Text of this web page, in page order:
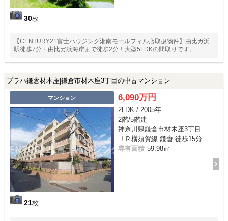
30枚
【CENTURY21富士ハウジング湘南モールフィル店取扱物件】由比ガ浜
駅徒歩7分・由比ガ浜海岸まで徒歩2分！大型5LDKの間取りです。
プラハ鎌倉材木座|鎌倉市材木座3丁目の中古マンション
マンション
21枚
6,090万円
2LDK / 2005年
2階/5階建
神奈川県鎌倉市材木座3丁目
ＪＲ横須賀線 鎌倉 徒歩15分
専有面積 59.98㎡